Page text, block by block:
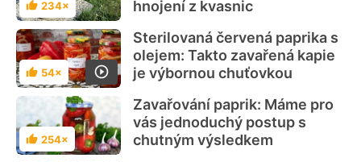
Hodnocení
234×
hnojení z kvasnic
Hodnocení
54×
Sterilovaná červená paprika s
olejem: Takto zavařená kapie
je výbornou chuťovkou
Hodnocení
254×
Zavařování paprik: Máme pro
vás jednoduchý postup s
chutným výsledkem